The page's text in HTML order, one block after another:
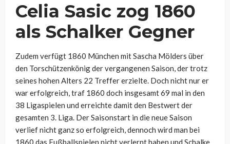
Celia Sasic zog 1860
als Schalker Gegner
Zudem verfügt 1860 München mit Sascha Mölders über
den Torschützenkönig der vergangenen Saison, der trotz
seines hohen Alters 22 Treffer erzielte. Doch nicht nur er
war erfolgreich, traf 1860 doch insgesamt 69 mal in den
38 Ligaspielen und erreichte damit den Bestwert der
gesamten 3. Liga. Der Saisonstart in die neue Saison
verlief nicht ganz so erfolgreich, dennoch wird man bei